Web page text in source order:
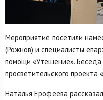
Мероприятие посетили
(Рожнов) и специалисты
помощи «Утешение».
просветительского проекта
Наталья Ерофеева